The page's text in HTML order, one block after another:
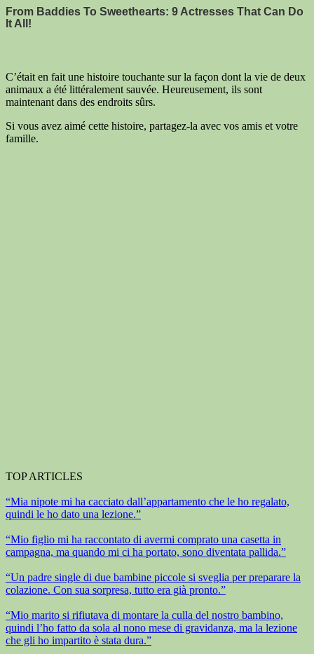
C’était en fait une histoire touchante sur la façon dont la vie de deux
animaux a été littéralement sauvée. Heureusement, ils sont
maintenant dans des endroits sûrs.
Si vous avez aimé cette histoire, partagez-la avec vos amis et votre
famille.
TOP ARTICLES
“Mia nipote mi ha cacciato dall’appartamento che le ho regalato,
quindi le ho dato una lezione.”
“Mio figlio mi ha raccontato di avermi comprato una casetta in
campagna, ma quando mi ci ha portato, sono diventata pallida.”
“Un padre single di due bambine piccole si sveglia per preparare la
colazione. Con sua sorpresa, tutto era già pronto.”
“Mio marito si rifiutava di montare la culla del nostro bambino,
quindi l’ho fatto da sola al nono mese di gravidanza, ma la lezione
che gli ho impartito è stata dura.”